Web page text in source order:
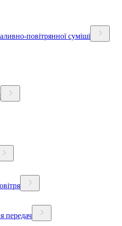
повітрянної суміші
передач